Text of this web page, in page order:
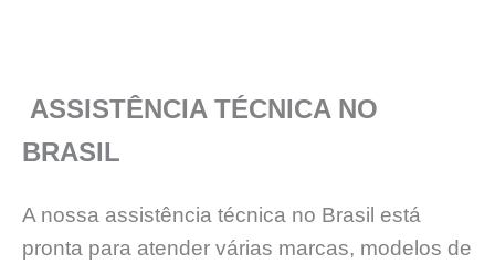
ASSISTÊNCIA TÉCNICA NO
BRASIL
A nossa assistência técnica no Brasil está
pronta para atender várias marcas, modelos de